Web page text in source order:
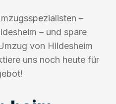
–
– und spare
von Hildesheim
uns noch heute für